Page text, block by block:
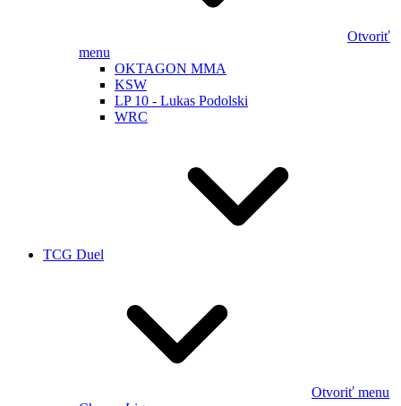
Otvoriť
menu
OKTAGON MMA
KSW
LP 10 - Lukas Podolski
WRC
TCG Duel
Otvoriť menu